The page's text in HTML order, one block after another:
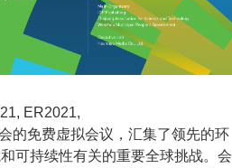
ER2021,
的免费虚拟会议，汇集了领先的环
可持续性有关的重要全球挑战。会